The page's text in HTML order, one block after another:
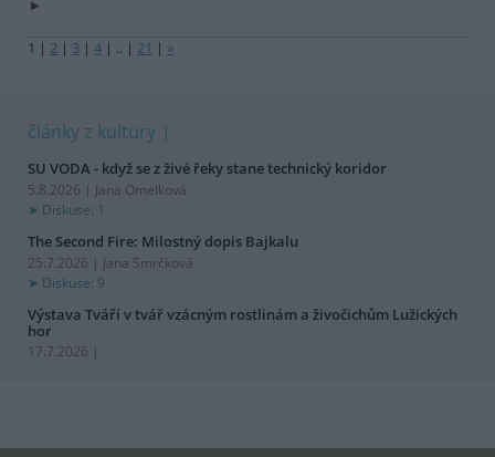
1 | 2 | 3 | 4 | .. | 21 | »
články z kultury
SU VODA - když se z živé řeky stane technický koridor
5.8.2026 | Jana Omelková
Diskuse: 1
The Second Fire: Milostný dopis Bajkalu
25.7.2026 | Jana Smrčková
Diskuse: 9
Výstava Tváří v tvář vzácným rostlinám a živočichům Lužických
hor
17.7.2026 |